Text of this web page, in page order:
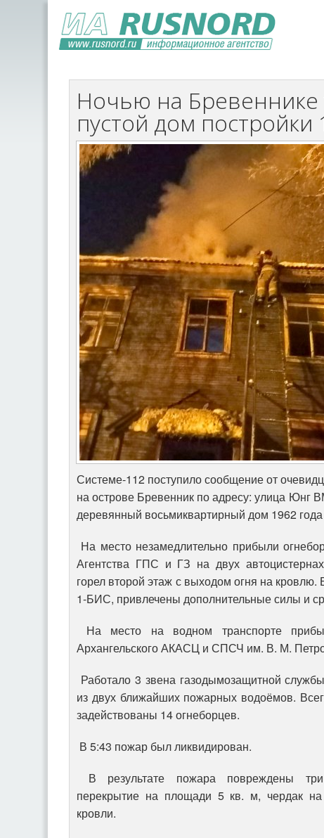
Ночью на Бревеннике
пустой дом постройки
Системе-112 поступило сообщение от
на острове Бревенник по адресу: улица Юнг
деревянный восьмиквартирный дом 1962 года
На место незамедлительно прибыли
Агентства ГПС и ГЗ на двух
горел второй этаж с выходом огня на
1-БИС, привлечены дополнительные силы и
На место на водном транспорте
Архангельского АКАСЦ и СПСЧ им. В. М.
Работало 3 звена газодымозащитной
из двух ближайших пожарных водоёмов.
задействованы 14 огнеборцев.
В 5:43 пожар был ликвидирован.
В результате пожара повреждены
перекрытие на площади 5 кв. м, чердак
кровли.